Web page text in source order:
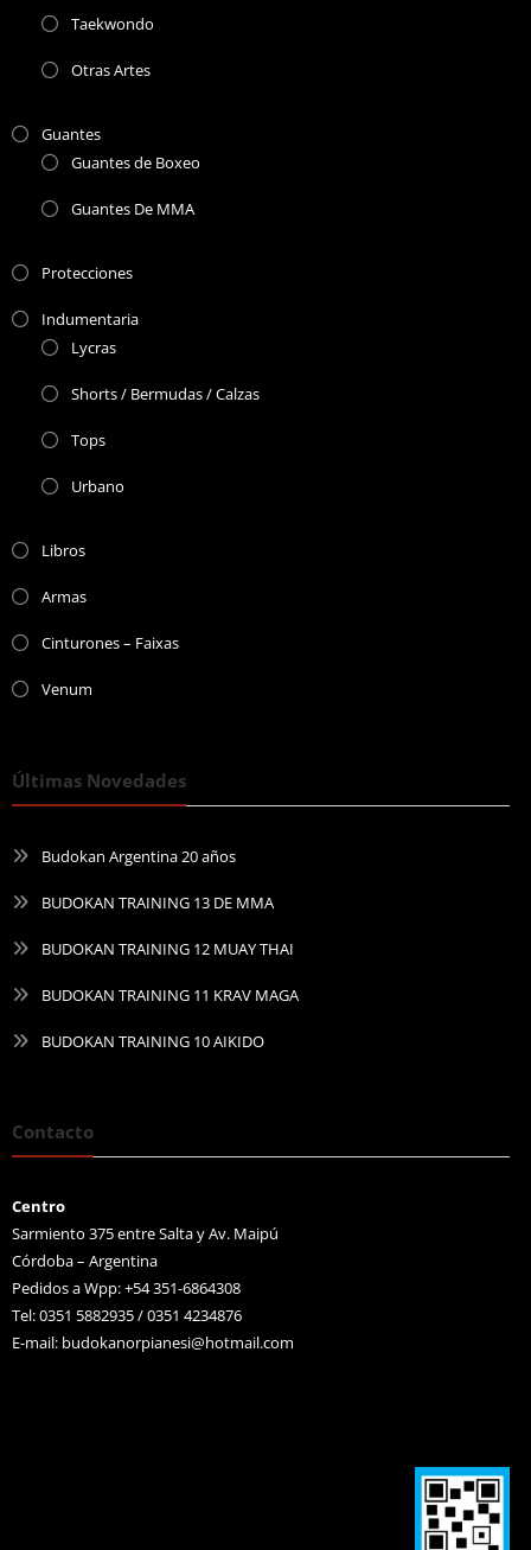
Taekwondo
Otras Artes
Guantes
Guantes de Boxeo
Guantes De MMA
Protecciones
Indumentaria
Lycras
Shorts / Bermudas / Calzas
Tops
Urbano
Libros
Armas
Cinturones – Faixas
Venum
Últimas Novedades
Budokan Argentina 20 años
BUDOKAN TRAINING 13 DE MMA
BUDOKAN TRAINING 12 MUAY THAI
BUDOKAN TRAINING 11 KRAV MAGA
BUDOKAN TRAINING 10 AIKIDO
Contacto
Centro
Sarmiento 375 entre Salta y Av. Maipú
Córdoba – Argentina
Pedidos a Wpp: +54 351-6864308
Tel: 0351 5882935 / 0351 4234876
E-mail: budokanorpianesi@hotmail.com